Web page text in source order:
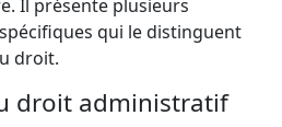
Il présente plusieurs
qui le distinguent
droit.
droit administratif